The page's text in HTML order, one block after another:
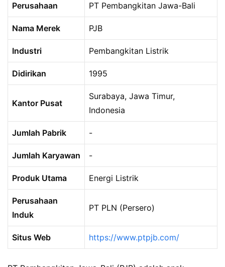
Perusahaan PT Pembangkitan Jawa-Bali
Nama Merek PJB
Industri Pembangkitan Listrik
Didirikan 1995
Kantor Pusat
Surabaya, Jawa Timur,
Indonesia
Jumlah Pabrik -
Jumlah Karyawan -
Produk Utama Energi Listrik
Perusahaan
Induk
PT PLN (Persero)
Situs Web https://www.ptpjb.com/